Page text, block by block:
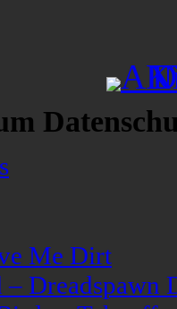
Me Dirt
– Dreadspawn